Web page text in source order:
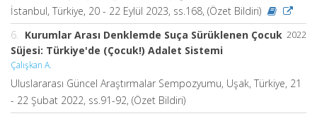
İstanbul, Türkiye, 20 - 22 Eylül 2023, ss.168, (Özet Bildiri)
2022
6.
Kurumlar Arası Denklemde Suça Sürüklenen Çocuk
Süjesi: Türkiye'de (Çocuk!) Adalet Sistemi
Çalışkan A.
Uluslararası Güncel Araştırmalar Sempozyumu, Uşak, Türkiye, 21
- 22 Şubat 2022, ss.91-92, (Özet Bildiri)